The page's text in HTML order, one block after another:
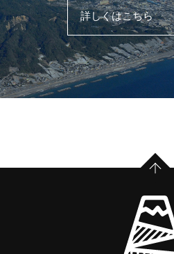
詳しくはこちら